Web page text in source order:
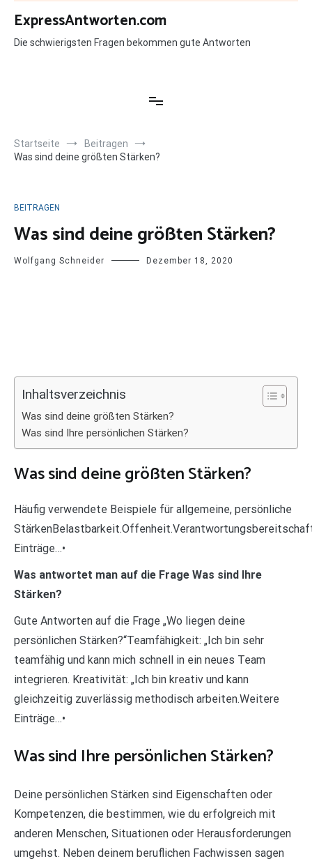
Zum
Inhalt
springen
ExpressAntworten.com
Die schwierigsten Fragen bekommen gute Antworten
Startseite
Beitragen
Was sind deine größten Stärken?
BEITRAGEN
Was sind deine größten Stärken?
Wolfgang Schneider Dezember 18, 2020
Inhaltsverzeichnis
Was sind deine größten Stärken?
Was sind Ihre persönlichen Stärken?
Was sind deine größten Stärken?
Häufig verwendete Beispiele für allgemeine, persönliche
Einträge…•
Was antwortet man auf die Frage Was sind Ihre
Stärken?
Gute Antworten auf die Frage „Wo liegen deine
persönlichen Stärken?“Teamfähigkeit: „Ich bin sehr
teamfähig und kann mich schnell in ein neues Team
integrieren. Kreativität: „Ich bin kreativ und kann
gleichzeitig zuverlässig methodisch arbeiten.Weitere
Einträge…•
Was sind Ihre persönlichen Stärken?
Deine persönlichen Stärken sind Eigenschaften oder
Kompetenzen, die bestimmen, wie du erfolgreich mit
anderen Menschen, Situationen oder Herausforderungen
umgehst. Neben deinem beruflichen Fachwissen sagen